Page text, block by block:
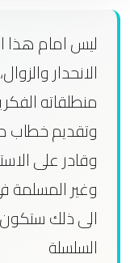
ليس امام هذا
الانحدار
منطلقاته
وتقديم خطاب
وقادر على
وغير المسلمة
الى ذلك
السلسلة